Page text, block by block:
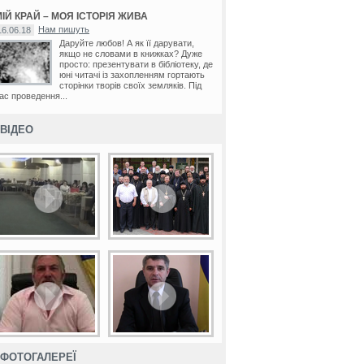
КРАЙ – МОЯ ІСТОРІЯ ЖИВА
Нам пишуть
Даруйте любов! А як її дарувати,
якщо не словами в книжках? Дуже
просто: презентувати в бібліотеку, де
юні читачі із захопленням гортають
сторінки творів своїх земляків. Під
проведення...
ВІДЕО
ФОТОГАЛЕРЕЇ